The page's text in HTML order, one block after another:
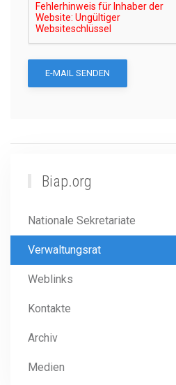
E-MAIL SENDEN
Biap.org
Nationale Sekretariate
Verwaltungsrat
Weblinks
Kontakte
Archiv
Medien